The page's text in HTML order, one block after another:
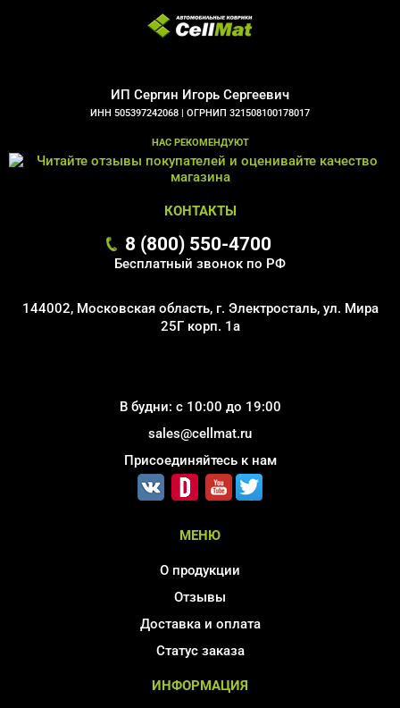
ИП Сергин Игорь Сергеевич
ИНН 505397242068 | ОГРНИП 321508100178017
НАС РЕКОМЕНДУЮТ
КОНТАКТЫ
8 (800) 550-4700
Бесплатный звонок по РФ
144002, Московская область, г. Электросталь, ул. Мира
25Г корп. 1а
В будни: с 10:00 до 19:00
sales@cellmat.ru
Присоединяйтесь к нам
МЕНЮ
О продукции
Отзывы
Доставка и оплата
Статус заказа
ИНФОРМАЦИЯ